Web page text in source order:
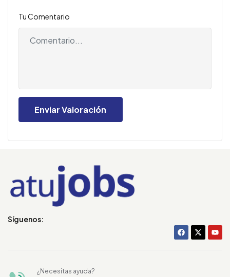
Tu Comentario
Síguenos:
¿Necesitas ayuda?